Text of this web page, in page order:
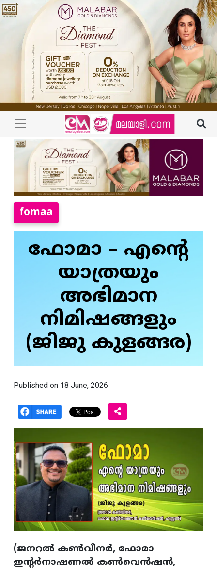
fomaa
ഫോമാ – എന്റെ
യാത്രയും
അഭിമാന
നിമിഷങ്ങളും
(ജിജു കുളങ്ങര)
Published on 18 June, 2026
(ജനറൽ കൺവീനർ, ഫോമാ
ഇന്റർനാഷണൽ കൺവെൻഷൻ,